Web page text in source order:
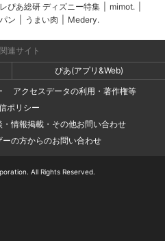
ぴあ総研 ディズニー特集 mimot.
ン うまい肉 Medery.
連サイト
ぴあ(アプリ&Web)
アクセスデータの利用・著作権等
ポリシー
情報掲載・その他お問い合わせ
の方からのお問い合わせ
All Rights Reserved.